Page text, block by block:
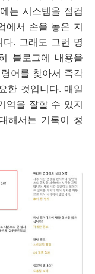
는 시스템을 점검
에서 손을 놓은 지
다. 그래도 그런 명
블로그에 내용을
어를 찾아서 즉각
한 것입니다. 매일
억을 잘할 수 있지
해서는 기록이 정